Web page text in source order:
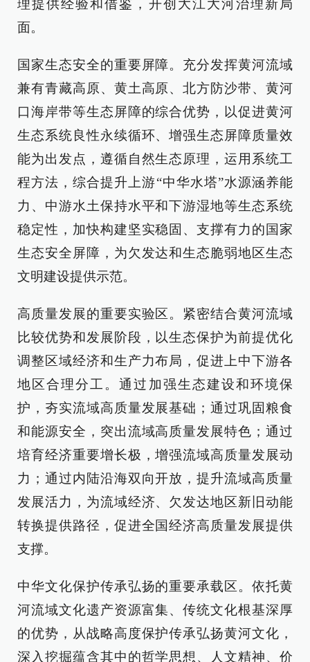
理提供经验和借鉴，开创大江大河治理新局
面。
国家生态安全的重要屏障。充分发挥黄河流域
兼有青藏高原、黄土高原、北方防沙带、黄河
口海岸带等生态屏障的综合优势，以促进黄河
生态系统良性永续循环、增强生态屏障质量效
能为出发点，遵循自然生态原理，运用系统工
程方法，综合提升上游“中华水塔”水源涵养能
力、中游水土保持水平和下游湿地等生态系统
稳定性，加快构建坚实稳固、支撑有力的国家
生态安全屏障，为欠发达和生态脆弱地区生态
文明建设提供示范。
高质量发展的重要实验区。紧密结合黄河流域
比较优势和发展阶段，以生态保护为前提优化
调整区域经济和生产力布局，促进上中下游各
地区合理分工。通过加强生态建设和环境保
护，夯实流域高质量发展基础；通过巩固粮食
和能源安全，突出流域高质量发展特色；通过
培育经济重要增长极，增强流域高质量发展动
力；通过内陆沿海双向开放，提升流域高质量
发展活力，为流域经济、欠发达地区新旧动能
转换提供路径，促进全国经济高质量发展提供
支撑。
中华文化保护传承弘扬的重要承载区。依托黄
河流域文化遗产资源富集、传统文化根基深厚
的优势，从战略高度保护传承弘扬黄河文化，
深入挖掘蕴含其中的哲学思想、人文精神、价